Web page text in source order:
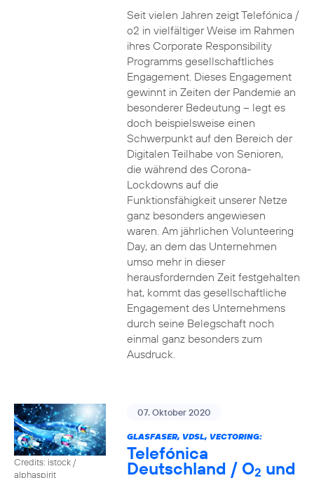
Seit vielen Jahren zeigt Telefónica /
o2 in vielfältiger Weise im Rahmen
ihres Corporate Responsibility
Programms gesellschaftliches
Engagement. Dieses Engagement
gewinnt in Zeiten der Pandemie an
besonderer Bedeutung – legt es
doch beispielsweise einen
Schwerpunkt auf den Bereich der
Digitalen Teilhabe von Senioren,
die während des Corona-
Lockdowns auf die
Funktionsfähigkeit unserer Netze
ganz besonders angewiesen
waren. Am jährlichen Volunteering
Day, an dem das Unternehmen
umso mehr in dieser
herausfordernden Zeit festgehalten
hat, kommt das gesellschaftliche
Engagement des Unternehmens
durch seine Belegschaft noch
einmal ganz besonders zum
Ausdruck.
Credits: istock /
alphaspirit
07. Oktober 2020
GLASFASER, VDSL, VECTORING:
Telefónica
Deutschland / O2 und